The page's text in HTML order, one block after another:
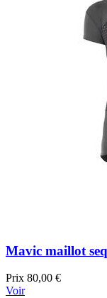
Mavic maillot
Prix 80,00 €
Voir